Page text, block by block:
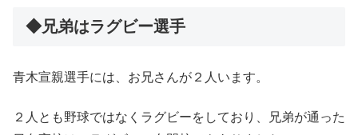
◆兄弟はラグビー選手
青木宣親選手には、お兄さんが２人います。
２人とも野球ではなくラグビーをしており、兄弟が通った